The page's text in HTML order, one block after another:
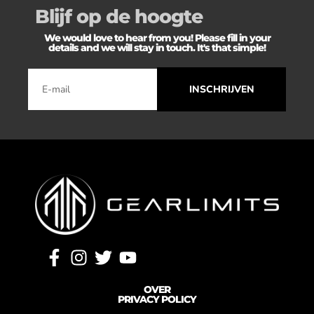
Blijf op de hoogte
We would love to hear from you! Please fill in your
details and we will stay in touch. It's that simple!
INSCHRIJVEN
OVER
PRIVACY POLICY